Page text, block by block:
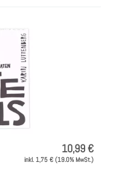
10,99 €
inkl. 1,75 € (19.0% MwSt.)